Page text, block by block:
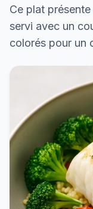
Ce plat
servi avec un
colorés pour un